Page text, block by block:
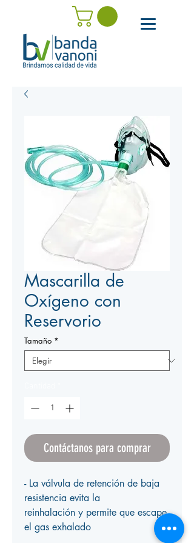
Mascarilla de
Oxígeno con
Reservorio
Tamaño *
Contáctanos para comprar
- La válvula de retención de baja
resistencia evita la
reinhalación y permite que escape
el gas exhalado